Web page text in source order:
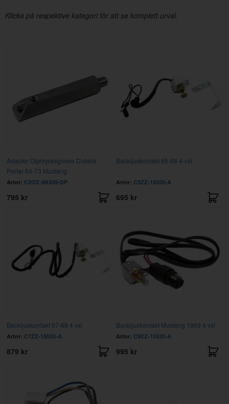
Klicka på respektive kategori för att se komplett urval.
Adapter Oljetrycksgivare Dubbla
Portar 64-73 Mustang
Artnr: C2OZ-9B339-DP
795 kr
Backljuskontakt 65-66 4-vxl
Artnr: C5ZZ-15520-A
695 kr
Backljuskontakt 67-68 4 vxl
Artnr: C7ZZ-15520-A
879 kr
Backljuskontakt Mustang 1969 4 vxl
Artnr: C9ZZ-15520-A
995 kr